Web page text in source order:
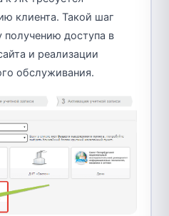
клиента. Такой шаг
доступа в
и реализации
обслуживания.